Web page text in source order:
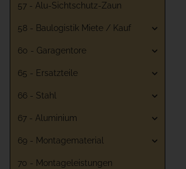
57 - Alu-Sichtschutz-Zaun
58 - Baulogistik Miete / Kauf
60 - Garagentore
65 - Ersatzteile
66 - Stahl
67 - Aluminium
69 - Montagematerial
70 - Montageleistungen